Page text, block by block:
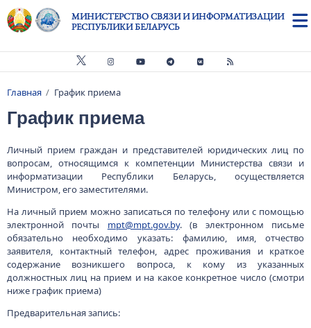
Перейти к основному содержанию
МИНИСТЕРСТВО СВЯЗИ И ИНФОРМАТИЗАЦИИ
РЕСПУБЛИКИ БЕЛАРУСЬ
Строка навигации
Главная График приема
График приема
Личный прием граждан и представителей юридических лиц по
вопросам, относящимся к компетенции Министерства связи и
информатизации Республики Беларусь, осуществляется
Министром, его заместителями.
На личный прием можно записаться по телефону или с помощью
электронной почты mpt@mpt.gov.by. (в электронном письме
обязательно необходимо указать: фамилию, имя, отчество
заявителя, контактный телефон, адрес проживания и краткое
содержание возникшего вопроса, к кому из указанных
должностных лиц на прием и на какое конкретное число (смотри
ниже график приема)
Предварительная запись: